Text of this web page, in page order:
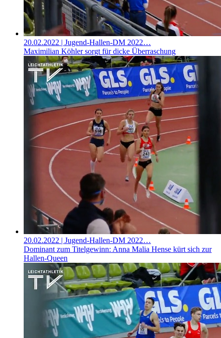
20.02.2022 | Jugend-Hallen-DM 2022…
Maximilian Köhler sorgt für dicke Überraschung
20.02.2022 | Jugend-Hallen-DM 2022…
Dominant zum Titelgewinn: Anna Malia Hense kürt sich zur
Hallen-Queen